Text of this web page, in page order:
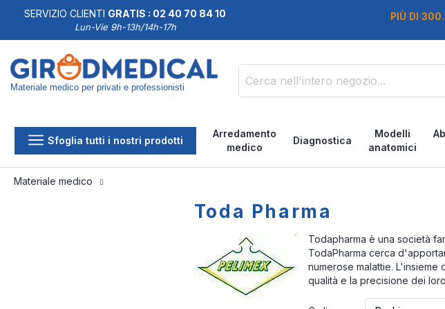
SERVIZIO CLIENTI GRATIS : 02 40 70 84 10
Lun-Vie 9h-13h/14h-17h
O RIMBORSATI PIÙ DI
Materiale medico per privati e professionisti
Sfoglia tutti i nostri prodotti
Arredamento
medico
Diagnostica
Modelli
anatomici
Materiale medico
Toda Pharma
Todapharma è una società
TodaPharma cerca
numerose malattie.
qualità e la precisione dei